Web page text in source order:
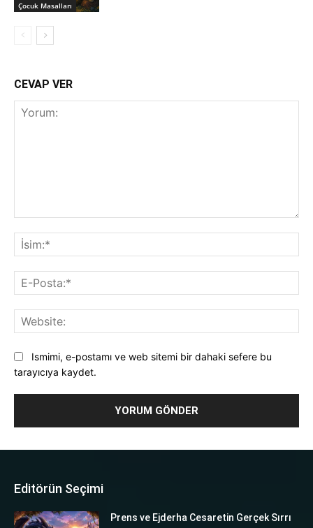
‍Çocuk Masalları
CEVAP VER
Ismimi, e-postamı ve web sitemi bir dahaki sefere bu
tarayıcıya kaydet.
Editörün Seçimi
Prens ve Ejderha Cesaretin Gerçek Sırrı